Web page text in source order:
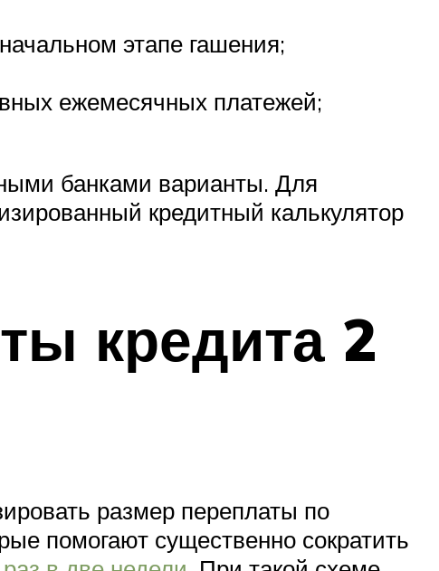
этапе гашения;
ежемесячных платежей;
банками варианты. Для
кредитный калькулятор
кредита 2
размер переплаты по
помогают существенно сократить